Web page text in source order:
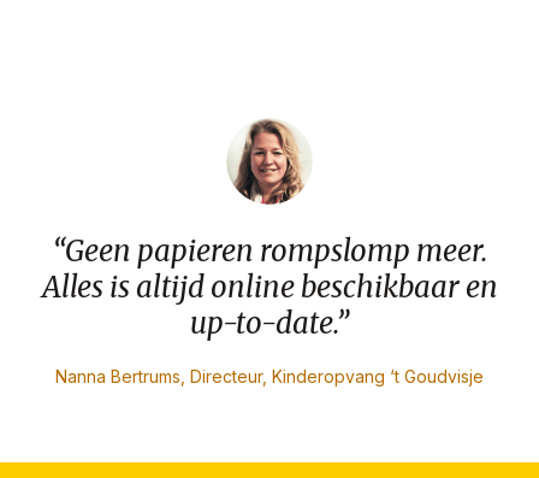
“Geen papieren rompslomp meer.
Alles is altijd online beschikbaar en
up-to-date.”
Nanna Bertrums, Directeur, Kinderopvang ‘t Goudvisje